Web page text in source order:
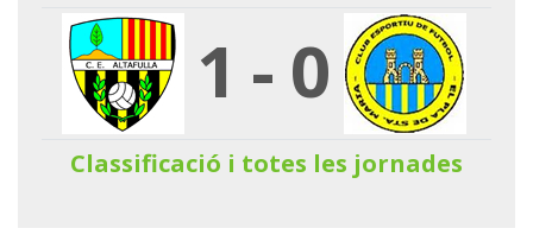
1 - 0
Classificació i totes les jornades